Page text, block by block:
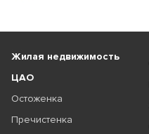
Жилая недвижимость
ЦАО
Остоженка
Пречистенка